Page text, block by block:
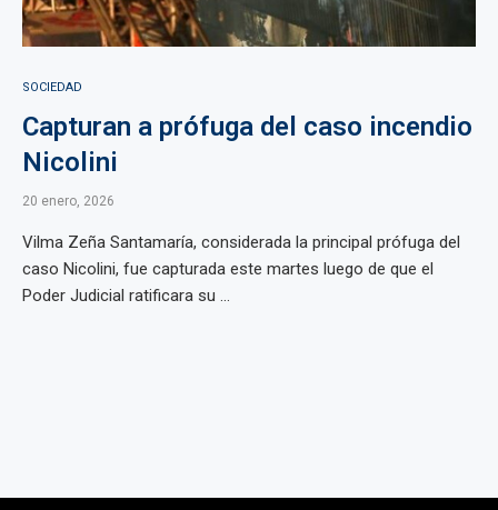
SOCIEDAD
Capturan a prófuga del caso incendio
Nicolini
20 enero, 2026
Vilma Zeña Santamaría, considerada la principal prófuga del
caso Nicolini, fue capturada este martes luego de que el
Poder Judicial ratificara su ...